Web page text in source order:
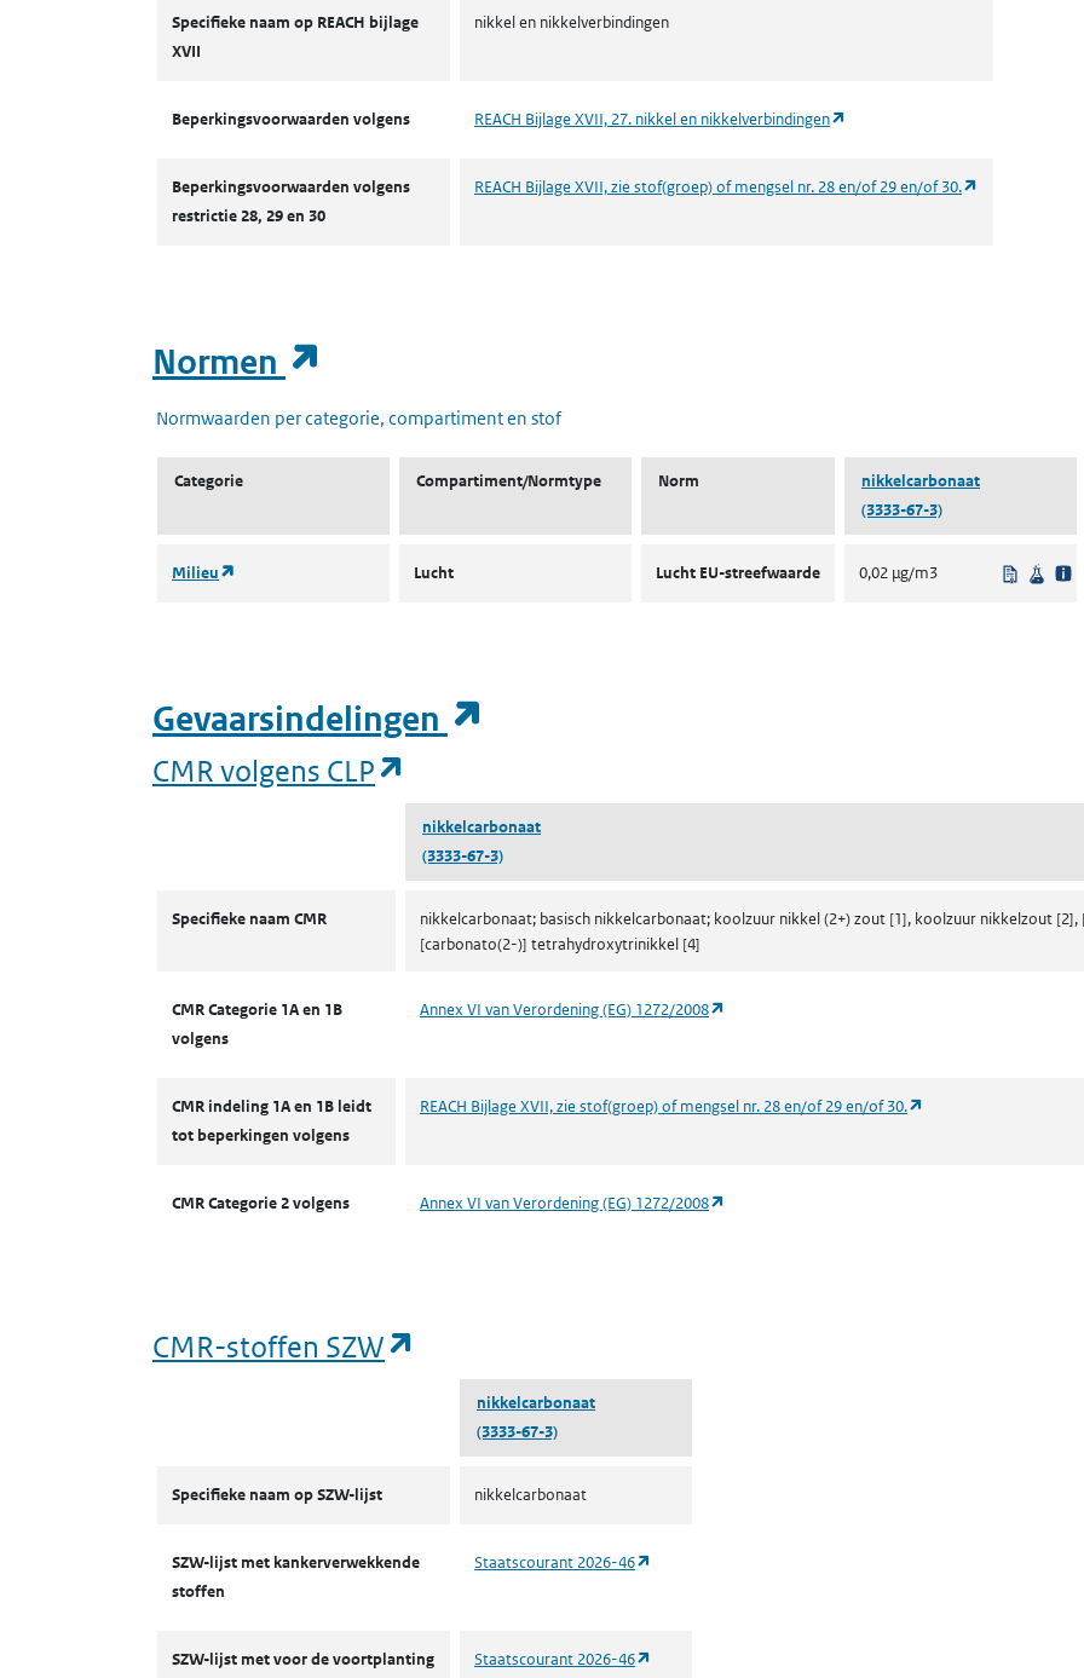
Specifieke naam op REACH bijlage
XVII
nikkel en nikkelverbindingen
Beperkingsvoorwaarden volgens REACH Bijlage XVII, 27. nikkel en nikkelverbindingen
Beperkingsvoorwaarden volgens
restrictie 28, 29 en 30
REACH Bijlage XVII, zie stof(groep) of mengsel nr. 28 en/of 29 en/of 30.
Normen
Normwaarden per categorie, compartiment en stof
Categorie Compartiment/Normtype Norm
nikkelcarbonaat
(3333-67-3)
Milieu (opent in een nieuw tabblad)
Lucht Lucht EU-streefwaarde 0,02 µg/m3 Uit
Gevaarsindelingen
CMR volgens CLP
nikkelcarbonaat
(3333-67-3)
Specifieke naam CMR
nikkelcarbonaat; basisch nikkelcarbonaat; koolzuur nikkel (2+) zout [1], koolzuur nikkelzout
[carbonato(2-)] tetrahydroxytrinikkel [4]
CMR Categorie 1A en 1B
volgens
Annex VI van Verordening (EG) 1272/2008
CMR indeling 1A en 1B leidt
tot beperkingen volgens
REACH Bijlage XVII, zie stof(groep) of mengsel nr. 28 en/of 29 en/of 30.
CMR Categorie 2 volgens Annex VI van Verordening (EG) 1272/2008
CMR-stoffen SZW
nikkelcarbonaat
(3333-67-3)
Specifieke naam op SZW-lijst nikkelcarbonaat
SZW-lijst met kankerverwekkende
stoffen
Staatscourant 2026-46
SZW-lijst met voor de voortplanting Staatscourant 2026-46